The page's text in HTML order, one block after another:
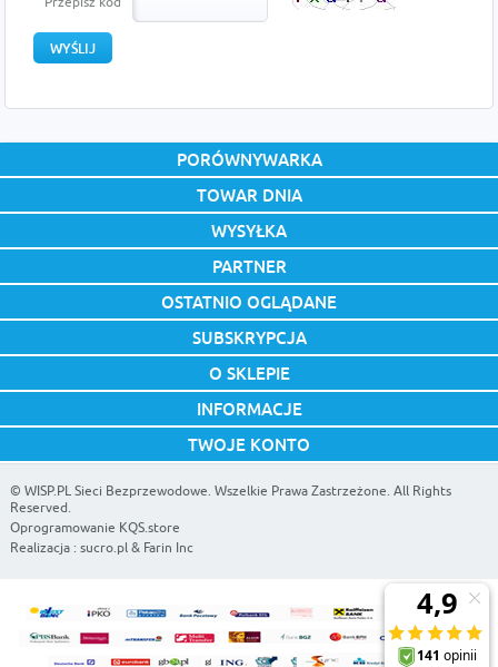
PORÓWNYWARKA
TOWAR DNIA
WYSYŁKA
PARTNER
OSTATNIO OGLĄDANE
SUBSKRYPCJA
O SKLEPIE
INFORMACJE
TWOJE KONTO
© WISP.PL Sieci Bezprzewodowe. Wszelkie Prawa Zastrzeżone. All Rights
Reserved.
Oprogramowanie KQS.store
Realizacja : sucro.pl& Farin Inc